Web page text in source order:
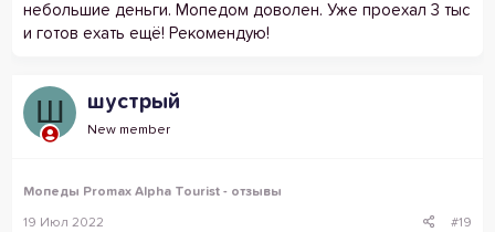
небольшие деньги. Мопедом доволен. Уже проехал 3 тыс
и готов ехать ещё! Рекомендую!
Ш шустрый
New member
Мопеды Promax Alpha Tourist - отзывы
19 Июл 2022 #19